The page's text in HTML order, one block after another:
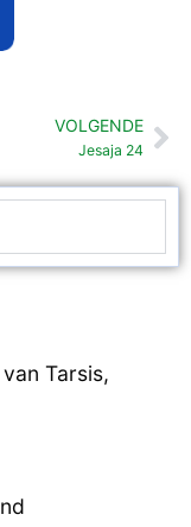
VOLGENDE
Jesaja 24
Tarsis,